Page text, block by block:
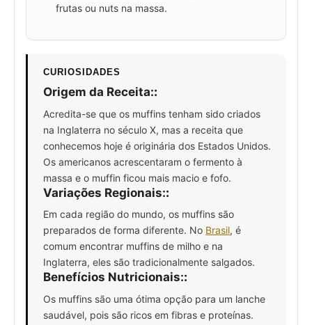
frutas ou nuts na massa.
CURIOSIDADES
Origem da Receita::
Acredita-se que os muffins tenham sido criados
na Inglaterra no século X, mas a receita que
conhecemos hoje é originária dos Estados Unidos.
Os americanos acrescentaram o fermento à
massa e o muffin ficou mais macio e fofo.
Variações Regionais::
Em cada região do mundo, os muffins são
preparados de forma diferente. No Brasil, é
comum encontrar muffins de milho e na
Inglaterra, eles são tradicionalmente salgados.
Benefícios Nutricionais::
Os muffins são uma ótima opção para um lanche
saudável, pois são ricos em fibras e proteínas.